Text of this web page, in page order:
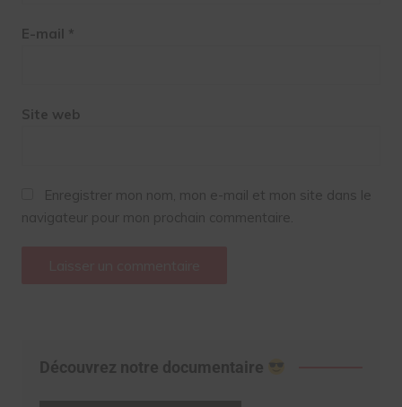
E-mail *
Site web
Enregistrer mon nom, mon e-mail et mon site dans le
navigateur pour mon prochain commentaire.
Découvrez notre documentaire